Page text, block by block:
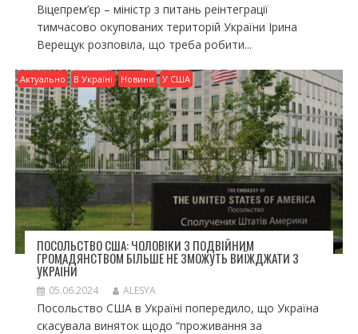
Віцепрем’єр – міністр з питань реінтеграції
тимчасово окупованих територій України Ірина
Верещук розповіла, що треба робити...
Актуально В Україні Новини У США
ПОСОЛЬСТВО США: ЧОЛОВІКИ З ПОДВІЙНИМ
ГРОМАДЯНСТВОМ БІЛЬШЕ НЕ ЗМОЖУТЬ ВИЇЖДЖАТИ З
УКРАЇНИ
05.06.2024 ALESYA
Посольство США в Україні попередило, що Україна
скасувала виняток щодо “проживання за